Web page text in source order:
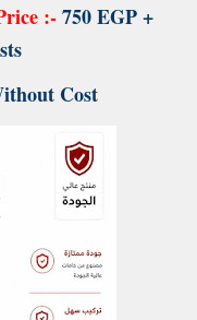
:-750 EGP +
.
Cost .